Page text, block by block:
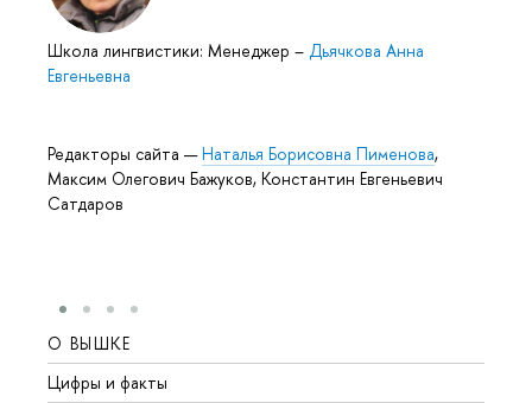
Школа лингвистики: Менеджер – Дьячкова Анна
Евгеньевна
Редакторы сайта —Наталья Борисовна Пименова,
Максим Олегович Бажуков, Константин Евгеньевич
Сатдаров
О ВЫШКЕ
Цифры и факты